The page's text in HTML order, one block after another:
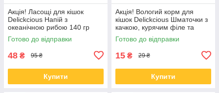
Акція! Ласощі для кішок
Delickcious Напій з
океанічною рибою 140 гр
Готово до відправки
48 ₴ 95 ₴
Купити
Акція! Вологий корм для
кішок Delickcious Шматочки з
качкою, курячим філе та
шпинатом у соусі 85 гр 12 шт
Готово до відправки
15 ₴ 29 ₴
Купити